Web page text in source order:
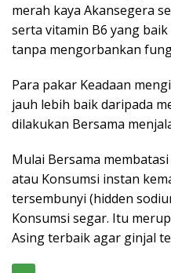
merah kaya Akansegera
serta vitamin B6 yang
tanpa mengorbankan
Para pakar Keadaan
jauh lebih baik daripada
dilakukan Bersama
Mulai Bersama
atau Konsumsi instan
tersembunyi (hidden
Konsumsi segar. Itu
Asing terbaik agar ginjal